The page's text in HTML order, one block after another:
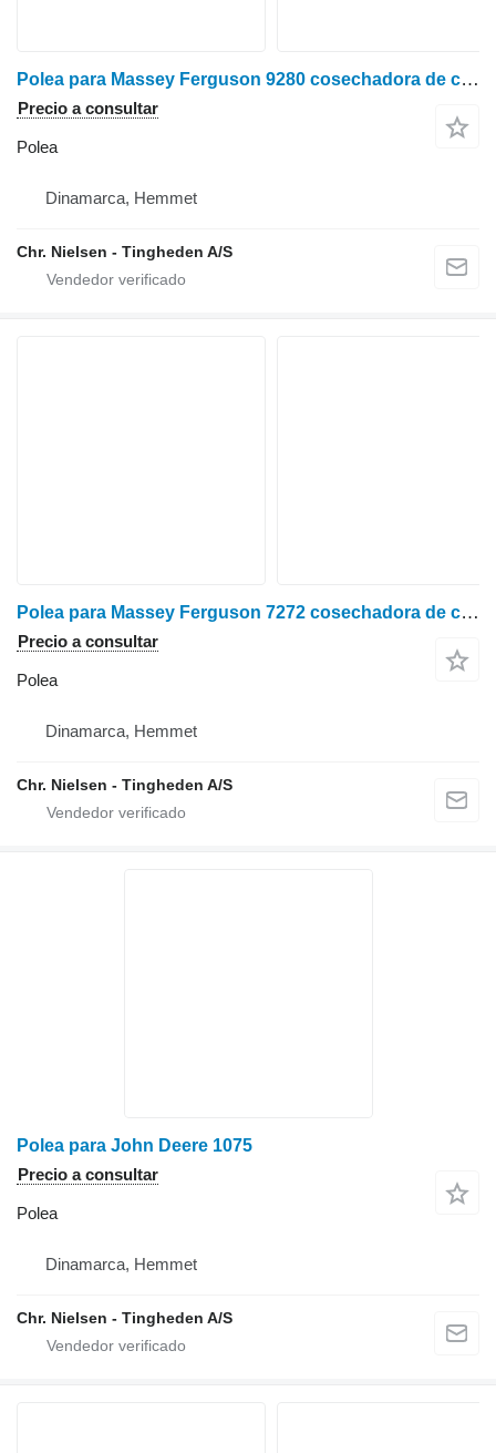
Polea para Massey Ferguson 9280 cosechadora de cereales
Precio a consultar
Polea
Dinamarca, Hemmet
Chr. Nielsen - Tingheden A/S
Polea para Massey Ferguson 7272 cosechadora de cereales
Precio a consultar
Polea
Dinamarca, Hemmet
Chr. Nielsen - Tingheden A/S
Polea para John Deere 1075
Precio a consultar
Polea
Dinamarca, Hemmet
Chr. Nielsen - Tingheden A/S